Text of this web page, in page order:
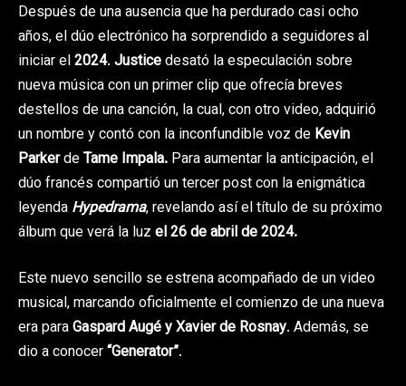
Después de una ausencia que ha perdurado casi ocho
años, el dúo electrónico ha sorprendido a seguidores al
iniciar el2024. Justicedesató la especulación sobre
nueva música con un primer clip que ofrecía breves
destellos de una canción, la cual, con otro video, adquirió
un nombre y contó con la inconfundible voz de Kevin
ParkerdeTame Impala. Para aumentar la anticipación, el
dúo francés compartió un tercer post con la enigmática
leyenda Hypedrama, revelando así el título de su próximo
álbum que verá la luz el 26 de abril de 2024.
Este nuevo sencillo se estrena acompañado de un video
musical, marcando oficialmente el comienzo de una nueva
era paraGaspard Augé y Xavier de Rosnay. Además, se
dio a conocer“Generator”.